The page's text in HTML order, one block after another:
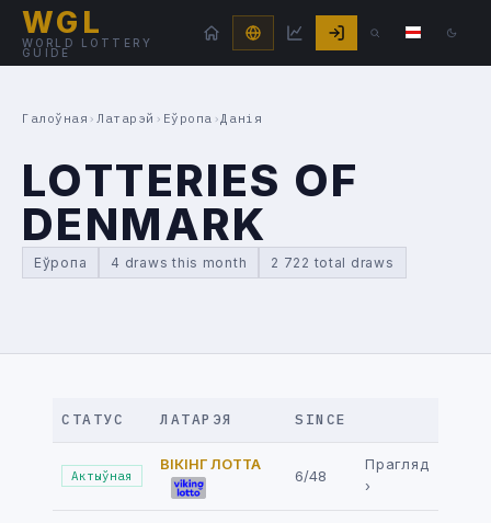
WGL
WORLD LOTTERY
GUIDE
Галоўная ›Латарэй › Еўропа ›Данія
LOTTERIES OF
DENMARK
Еўропа 4 draws this month 2 722 total draws
СТАТУС ЛАТАРЭЯ SINCE
Актыўная
ВІКІНГ ЛОТТА
6/48
Прагляд
›